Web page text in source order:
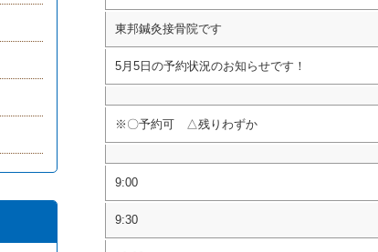
東邦鍼灸接骨院です
5月5日の予約状況のお知らせです！
※〇予約可 △残りわずか
9:00
9:30